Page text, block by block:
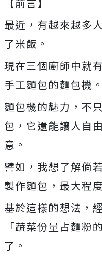
最近，有越來越多
了米飯。
現在三個廚師中就
手工麵包的麵包機。
麵包機的魅力，不
包，它還能讓人自
意。
譬如，我想了解倘
製作麵包，最大程
基於這樣的想法，
「蔬菜份量占麵粉
了。